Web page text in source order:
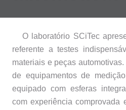
O laboratório SCiTec
referente a testes
materiais e peças
de equipamentos de
equipado com esferas
com experiência comprovada